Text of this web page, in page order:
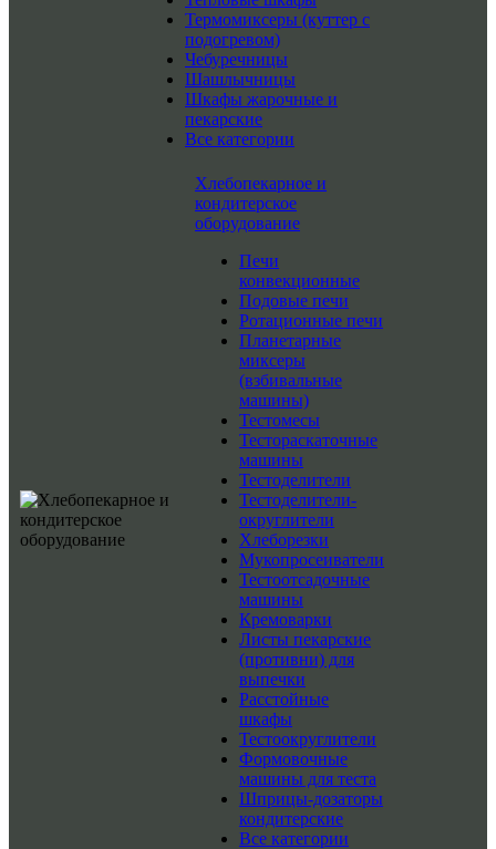
Термомиксеры (куттер с
подогревом)
Чебуречницы
Шашлычницы
Шкафы жарочные и
пекарские
Все категории
Хлебопекарное и
кондитерское
оборудование
Печи
конвекционные
Подовые печи
Ротационные печи
Планетарные
миксеры
(взбивальные
машины)
Тестомесы
Тестораскаточные
машины
Тестоделители
Тестоделители-
округлители
Хлеборезки
Мукопросеиватели
Тестоотсадочные
машины
Кремоварки
Листы пекарские
(противни) для
выпечки
Расстойные
шкафы
Тестоокруглители
Формовочные
машины для теста
Шприцы-дозаторы
кондитерские
Все категории